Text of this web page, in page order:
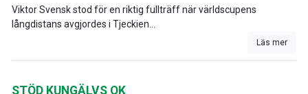
Viktor Svensk stod för en riktig fullträff när världscupens
långdistans avgjordes i Tjeckien...
Läs mer
STÖD KUNGÄLVS OK